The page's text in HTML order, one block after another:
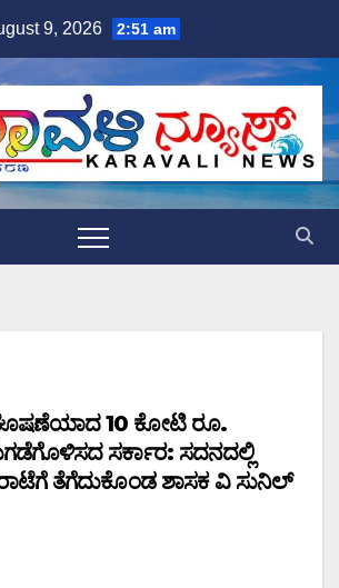
9, 2026 2:51 am
ಘೊಷಣೆಯಾದ 10 ಕೋಟಿ ರೂ.
ಸರ್ಕಾರ: ಸದನದಲ್ಲಿ
ತೆಗೆದುಕೊಂಡ ಶಾಸಕ ವಿ ಸುನಿಲ್